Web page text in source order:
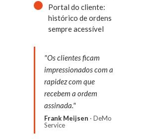
Portal do cliente:
histórico de ordens
sempre acessível
"Os clientes ficam
impressionados com a
rapidez com que
recebem a ordem
assinada."
Frank Meijsen · DeMo
Service